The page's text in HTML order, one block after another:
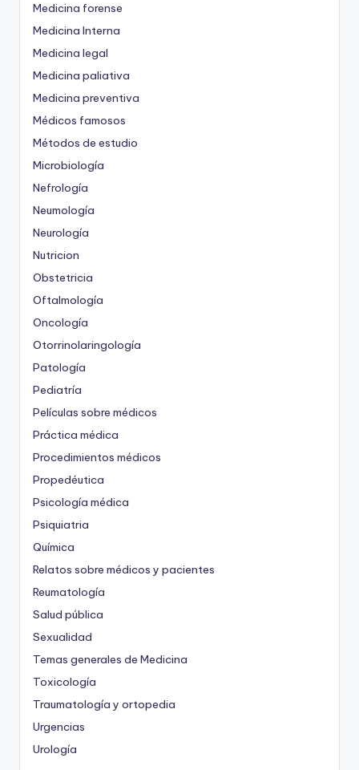
Medicina forense
Medicina Interna
Medicina legal
Medicina paliativa
Medicina preventiva
Médicos famosos
Métodos de estudio
Microbiología
Nefrología
Neumología
Neurología
Nutricion
Obstetricia
Oftalmología
Oncología
Otorrinolaringología
Patología
Pediatría
Películas sobre médicos
Práctica médica
Procedimientos médicos
Propedéutica
Psicología médica
Psiquiatria
Química
Relatos sobre médicos y pacientes
Reumatología
Salud pública
Sexualidad
Temas generales de Medicina
Toxicología
Traumatología y ortopedia
Urgencias
Urología